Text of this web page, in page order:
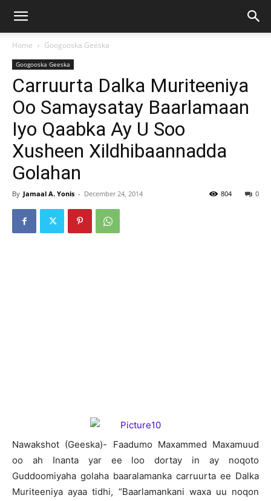
Home Googooska Geeska
Googooska Geeska
Carruurta Dalka Muriteeniya
Oo Samaysatay Baarlamaan
Iyo Qaabka Ay U Soo
Xusheen Xildhibaannadda
Golahan
By Jamaal A. Yonis - December 24, 2014 0
804
Nawakshot (Geeska)- Faadumo Maxammed Maxamuud
oo ah Inanta yar ee loo dortay in ay noqoto
Guddoomiyaha golaha baaralamanka carruurta ee Dalka
Muriteeniya ayaa tidhi, “Baarlamankani waxa uu noqon